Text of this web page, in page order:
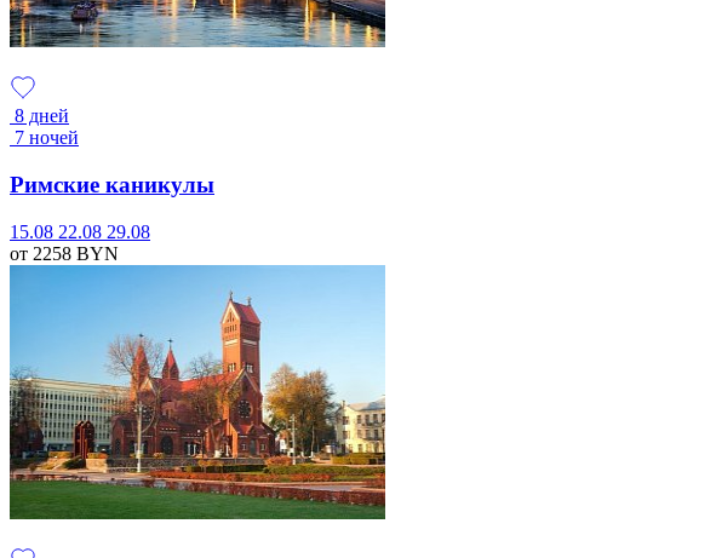
8 дней
7 ночей
Римские каникулы
15.08 22.08 29.08
от 2258 BYN